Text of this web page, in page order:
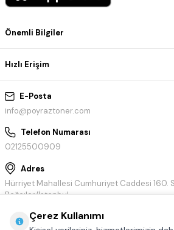
E-Posta
info@poyraztoner.com
Telefon Numarası
02125500909
Adres
Hürriyet Mahallesi Cumhuriyet Caddesi 160.
Bağcılar/İstanbul
Önemli Bilgiler
Hızlı Erişim
Çerez Kullanımı